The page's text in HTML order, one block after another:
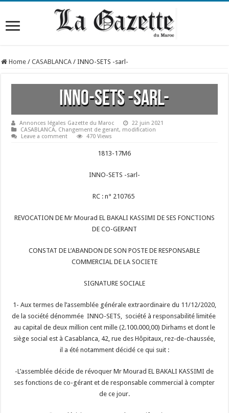
Home / CASABLANCA / INNO-SETS -sarl-
INNO-SETS -sarl-
Annonces légales Gazette du Maroc
22 juin 2021
CASABLANCA, Changement de gerant, modification
Leave a comment
470 Views
1813-17M6
INNO-SETS -sarl-
RC : n° 210765
REVOCATION DE Mr Mourad EL BAKALI KASSIMI DE SES FONCTIONS
DE CO-GERANT
CONSTAT DE L’ABANDON DE SON POSTE DE RESPONSABLE
COMMERCIAL DE LA SOCIETE
SIGNATURE SOCIALE
1- Aux termes de l’assemblée générale extraordinaire du 11/12/2020,
de la société dénommée INNO-SETS, société à responsabilité limitée
au capital de deux million cent mille (2.100.000,00) Dirhams et dont le
siège social est à Casablanca, 42, rue des Hôpitaux, rez-de-chaussée,
il a été notamment décidé ce qui suit :
-L’assemblée décide de révoquer Mr Mourad EL BAKALI KASSIMI de
ses fonctions de co-gérant et de responsable commercial à compter
de ce jour.